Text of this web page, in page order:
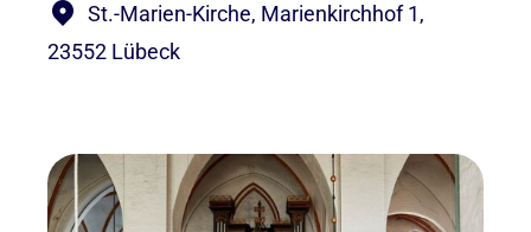
St.-Marien-Kirche, Marienkirchhof 1,
23552 Lübeck